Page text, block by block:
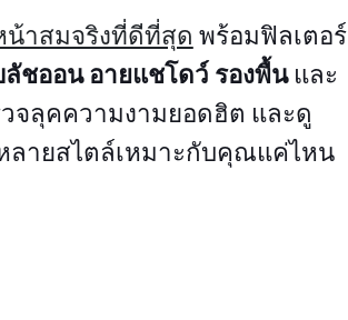
น้าสมจริงที่ดีที่สุด พร้อมฟิลเตอร์
ลัชออน อายแชโดว์ รองพื้นและ
จลุคความงามยอดฮิต และดู
ลายสไตล์เหมาะกับคุณแค่ไหน